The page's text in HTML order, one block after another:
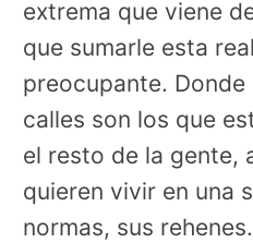
extrema que viene
que sumarle esta
preocupante.
calles son los que
el resto de la gente,
quieren vivir en una
normas, sus rehenes.